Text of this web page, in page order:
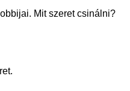
Mit szeret csinálni?